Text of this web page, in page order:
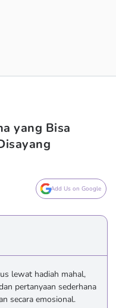
yang Bisa
Add Us on Google
lewat hadiah mahal,
pertanyaan sederhana
secara emosional.